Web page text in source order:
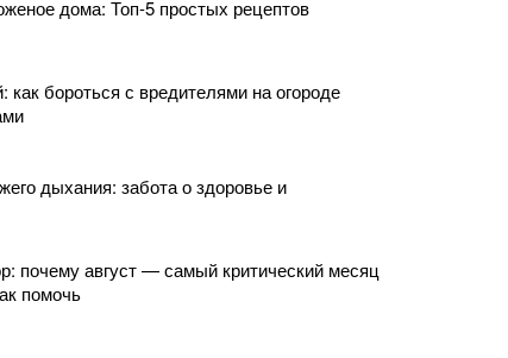
дома: Топ-5 простых рецептов
бороться с вредителями на огороде
дыхания: забота о здоровье и
почему август — самый критический месяц
помочь